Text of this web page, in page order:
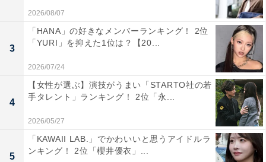
2026/08/07
3
「HANA」の好きなメンバーランキング！ 2位
「YURI」を抑えた1位は？【20...
2026/07/24
4
【女性が選ぶ】演技がうまい「STARTO社の若
手タレント」ランキング！ 2位「永...
2026/05/27
5
「KAWAII LAB.」でかわいいと思うアイドルラ
ンキング！ 2位「櫻井優衣」...